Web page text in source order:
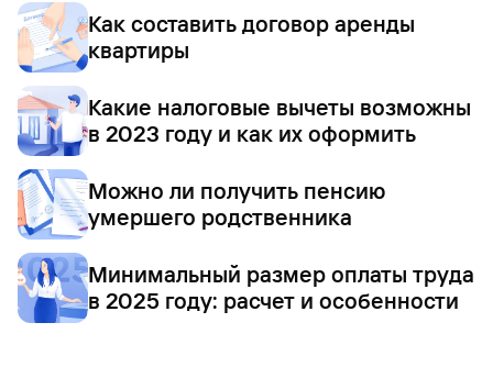
Как составить договор аренды
квартиры
Какие налоговые вычеты возможны
в 2023 году и как их оформить
Можно ли получить пенсию
умершего родственника
Минимальный размер оплаты труда
в 2025 году: расчет и особенности